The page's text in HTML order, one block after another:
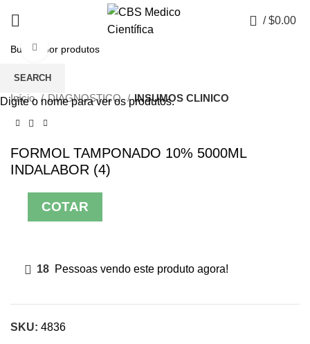
/ $0.00
Click to enlarge
Início DIAGNOSTICO INSUMOS CLINICO
FORMOL TAMPONADO 10% 5000ML
INDALABOR (4)
COTAR
18 Pessoas vendo este produto agora!
SKU: 4836
SEARCH
Digite o nome para ver os produtos.